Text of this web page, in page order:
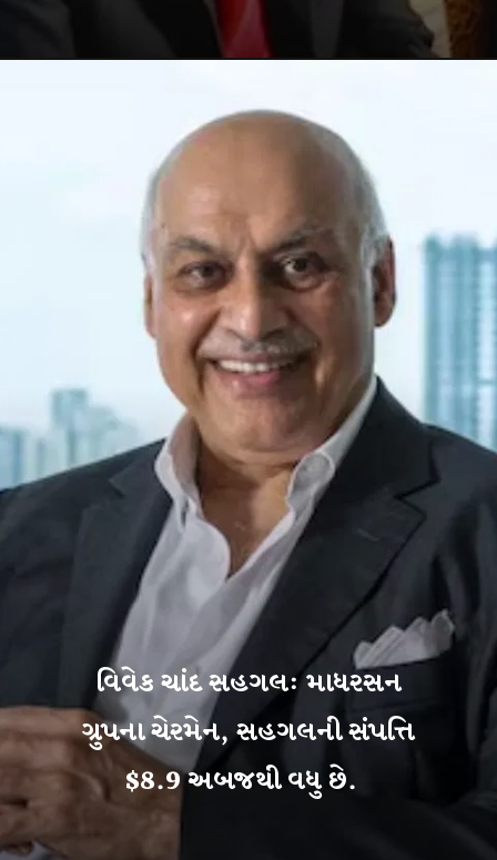
વિવેક ચાંદ સહગલ: માધરસન
ગ્રુપના ચેરમેન, સહગલની સંપત્તિ
$8.9 અબજથી વધુ છે.